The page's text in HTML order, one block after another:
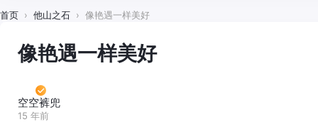
首页 › 他山之石 › 像艳遇一样美好
像艳遇一样美好
空空裤兜
15 年前